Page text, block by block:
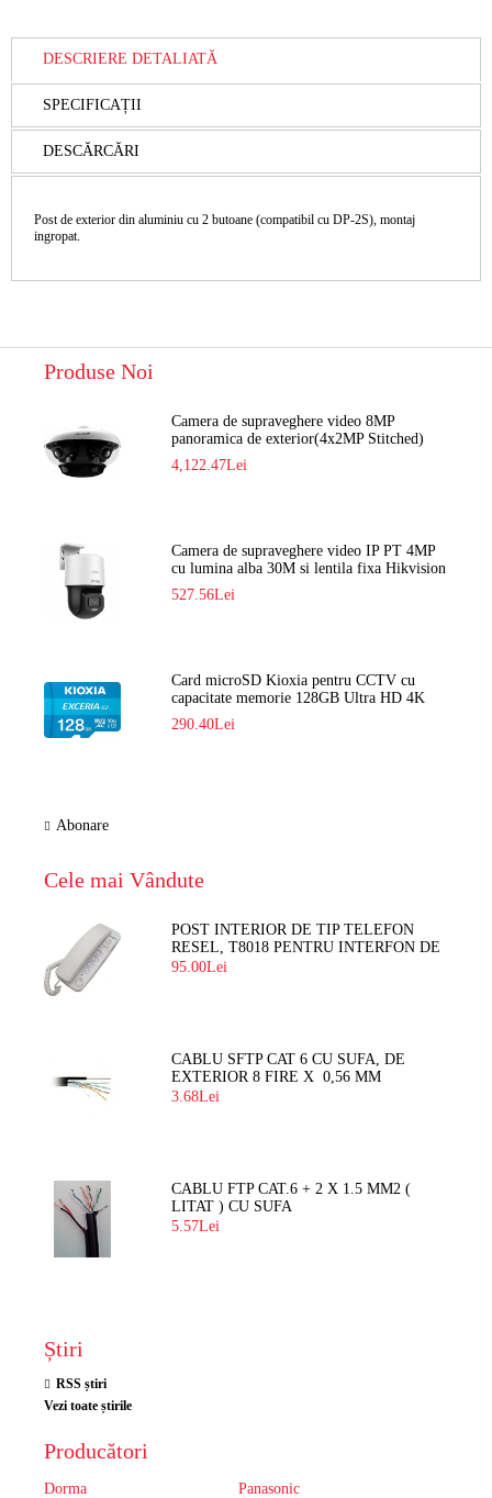
DESCRIERE DETALIATĂ
SPECIFICAȚII
DESCĂRCĂRI
Post de exterior din aluminiu cu 2 butoane (compatibil cu DP-2S), montaj
ingropat.
Produse Noi
Camera de supraveghere video 8MP
panoramica de exterior(4x2MP Stitched)
Navaio NGC-7482PR
4,122.47Lei
Camera de supraveghere video IP PT 4MP
cu lumina alba 30M si lentila fixa Hikvision
DS-2DE2C400SCG-E F1
527.56Lei
Card microSD Kioxia pentru CCTV cu
capacitate memorie 128GB Ultra HD 4K
LMEX2L128GG2
290.40Lei
Abonare
Cele mai Vândute
POST INTERIOR DE TIP TELEFON
RESEL, T8018 PENTRU INTERFON DE
BLOC
95.00Lei
CABLU SFTP CAT 6 CU SUFA, DE
EXTERIOR 8 FIRE X 0,56 MM
3.68Lei
CABLU FTP CAT.6 + 2 X 1.5 MM2 (
LITAT ) CU SUFA
5.57Lei
Știri
RSS știri
Vezi toate știrile
Producători
Dorma
Panasonic